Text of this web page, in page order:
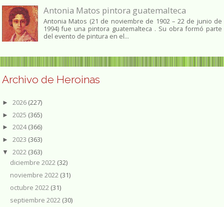
Antonia Matos pintora guatemalteca
Antonia Matos (21 de noviembre de 1902 – 22 de junio de
1994) fue una pintora guatemalteca . Su obra formó parte
del evento de pintura en el...
Archivo de Heroinas
► 2026 (227)
► 2025 (365)
► 2024(366)
► 2023 (363)
▼ 2022 (363)
diciembre 2022 (32)
noviembre 2022 (31)
octubre 2022 (31)
septiembre 2022 (30)